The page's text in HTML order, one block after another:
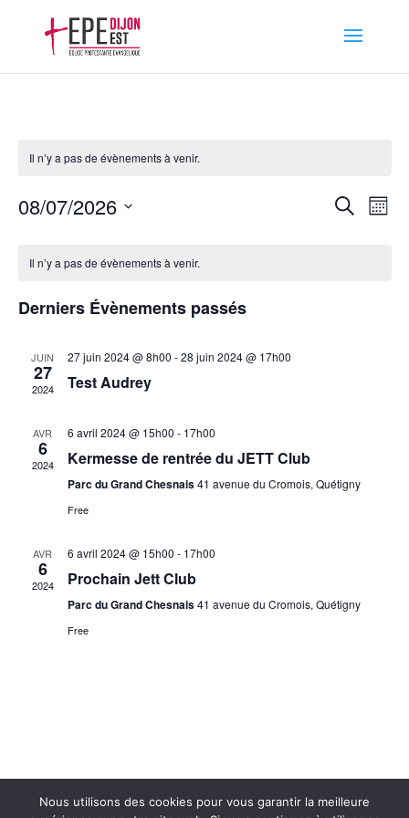
Il n’y a pas de évènements à venir.
Recherche
de
Mois
08/07/2026
date.
Il n’y a pas de évènements à venir.
Derniers Évènements passés
JUIN
27
2024
27 juin 2024 @ 8h00 -28 juin 2024 @ 17h00
Test Audrey
AVR
6
2024
6 avril 2024 @ 15h00 - 17h00
Kermesse de rentrée du JETT Club
Parc du Grand Chesnais41 avenue du Cromois, Quétigny
Free
AVR
6
2024
6 avril 2024 @ 15h00 - 17h00
Prochain Jett Club
Parc du Grand Chesnais41 avenue du Cromois, Quétigny
Free
Nous utilisons des cookies pour vous garantir la meilleure